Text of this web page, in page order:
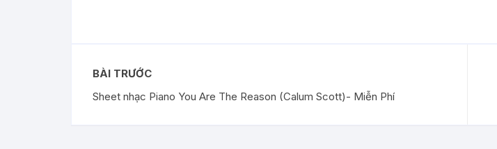
BÀI TRƯỚC
Sheet nhạc Piano You Are The Reason (Calum Scott)- Miễn Phí